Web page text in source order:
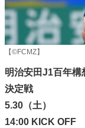
【©FCMZ】
明治安田J1百年構
決定戦
5.30（土）
14:00 KICK OFF